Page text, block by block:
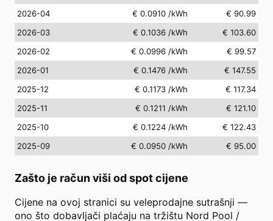
2026-04
€ 0.0910 /kWh
€ 90.99
2026-03
€ 0.1036 /kWh
€ 103.60
2026-02
€ 0.0996 /kWh
€ 99.57
2026-01
€ 0.1476 /kWh
€ 147.55
2025-12
€ 0.1173 /kWh
€ 117.34
2025-11
€ 0.1211 /kWh
€ 121.10
2025-10
€ 0.1224 /kWh
€ 122.43
2025-09
€ 0.0950 /kWh € 95.00
Zašto je račun viši od spot cijene
Cijene na ovoj stranici su veleprodajne sutrašnji —
ono što dobavljači plaćaju na tržištu Nord Pool /